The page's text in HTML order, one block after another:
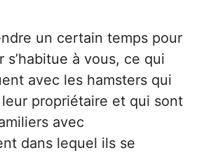
un certain temps pour
s’habitue à vous, ce qui
avec les hamsters qui
propriétaire et qui sont
avec
dans lequel ils se